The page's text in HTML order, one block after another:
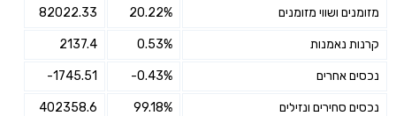
מזומנים ושווי מזומנים 20.22%
82022.33
קרנות נאמנות 0.53%
2137.4
נכסים אחרים -0.43%
-1745.51
נכסים סחירים ונזילים 99.18%
402358.6